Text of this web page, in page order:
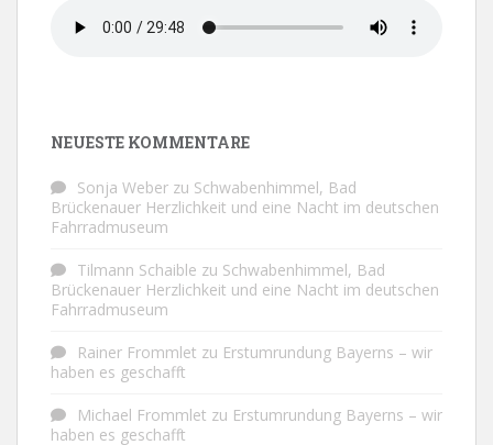
NEUESTE KOMMENTARE
Sonja Weber zu Schwabenhimmel, Bad
Brückenauer Herzlichkeit und eine Nacht im deutschen
Fahrradmuseum
Tilmann Schaible zu Schwabenhimmel, Bad
Brückenauer Herzlichkeit und eine Nacht im deutschen
Fahrradmuseum
Rainer Frommlet zu Erstumrundung Bayerns – wir
haben es geschafft
Michael Frommlet zu Erstumrundung Bayerns – wir
haben es geschafft